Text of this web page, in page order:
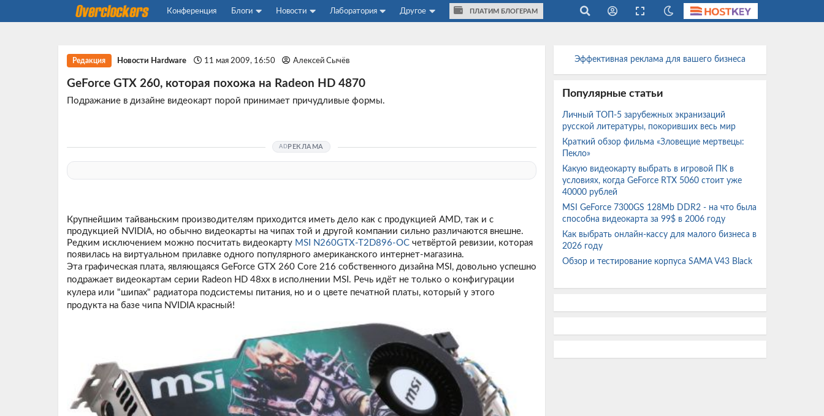
Конференция Блоги Новости Лаборатория Другое ПЛАТИМ БЛОГЕРАМ
Редакция Новости Hardware 11 мая 2009, 16:50 Алексей Сычёв
GeForce GTX 260, которая похожа на Radeon HD 4870
Подражание в дизайне видеокарт порой принимает причудливые формы.
РЕКЛАМА
Крупнейшим тайваньским производителям приходится иметь дело как с продукцией AMD, так и с
продукцией NVIDIA, но обычно видеокарты на чипах той и другой компании сильно различаются внешне.
Редким исключением можно посчитать видеокарту MSI N260GTX-T2D896-OCчетвёртой ревизии, которая
появилась на виртуальном прилавке одного популярного американского интернет-магазина.
Эта графическая плата, являющаяся GeForce GTX 260 Core 216 собственного дизайна MSI, довольно успешно
подражает видеокартам серии Radeon HD 48xx в исполнении MSI. Речь идёт не только о конфигурации
кулера или "шипах" радиатора подсистемы питания, но и о цвете печатной платы, который у этого
продукта на базе чипа NVIDIA красный!
Эффективная реклама для вашего бизнеса
Популярные статьи
Личный ТОП-5 зарубежных экранизаций
русской литературы, покоривших весь мир
Краткий обзор фильма «Зловещие мертвецы:
Пекло»
Какую видеокарту выбрать в игровой ПК в
условиях, когда GeForce RTX 5060 стоит уже
40000 рублей
MSI GeForce 7300GS 128Mb DDR2 - на что была
способна видеокарта за 99$ в 2006 году
Как выбрать онлайн-кассу для малого бизнеса в
2026 году
Обзор и тестирование корпуса SAMA V43 Black